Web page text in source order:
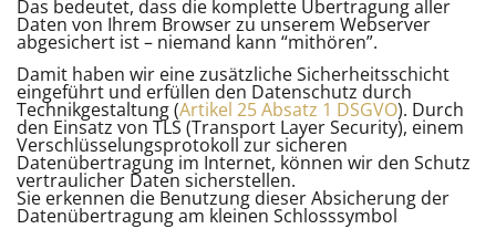
Das bedeutet, dass die komplette Übertragung aller
Daten von Ihrem Browser zu unserem Webserver
abgesichert ist – niemand kann “mithören”.
Damit haben wir eine zusätzliche Sicherheitsschicht
eingeführt und erfüllen den Datenschutz durch
Technikgestaltung (Artikel 25 Absatz 1 DSGVO). Durch
den Einsatz von TLS (Transport Layer Security), einem
Verschlüsselungsprotokoll zur sicheren
Datenübertragung im Internet, können wir den Schutz
vertraulicher Daten sicherstellen.
Sie erkennen die Benutzung dieser Absicherung der
Datenübertragung am kleinen Schlosssymbol